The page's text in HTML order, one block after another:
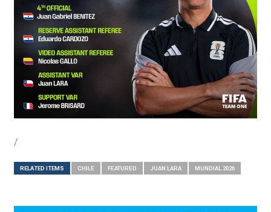
/
RELATED ITEMS CHILE FEATURED JUAN LARA MUNDIAL 2026